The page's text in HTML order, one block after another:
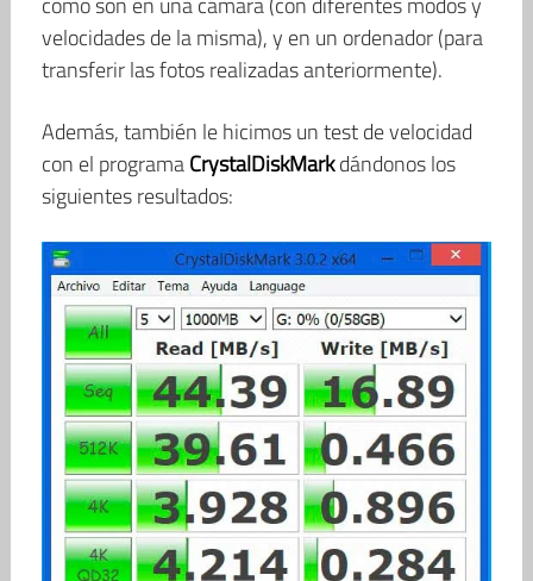
velocidades de la misma), y en un ordenador (para
transferir las fotos realizadas anteriormente).
Además, también le hicimos un test de velocidad
con el programaCrystalDiskMarkdándonos los
siguientes resultados: